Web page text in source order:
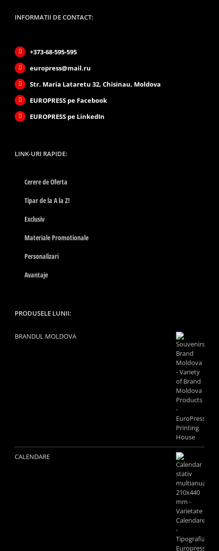
INFORMATII DE CONTACT:
+373-68-595-595
europress@mail.ru
Str. Maria Lataretu 32, Chisinau, Moldova
EUROPRESS pe Facebook
EUROPRESS pe LinkedIn
LINK-URI RAPIDE:
Cerere de Oferta
Tipar de la A la Z!
Exclusiv
Materiale Promotionale
Personalizari
Avantaje
PRODUSELE LUNII:
BRANDUL MOLDOVA
CALENDARE